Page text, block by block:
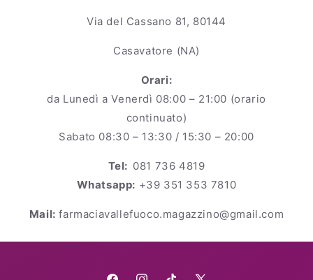
Via del Cassano 81, 80144
Casavatore (NA)
Orari:
da Lunedì a Venerdì 08:00 – 21:00 (orario
continuato)
Sabato 08:30 – 13:30 / 15:30 – 20:00
Tel: 081 736 4819
Whatsapp: +39 351 353 7810
Mail: farmaciavallefuoco.magazzino@gmail.com